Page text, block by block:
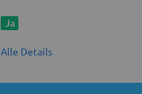
Ja
Alle Details